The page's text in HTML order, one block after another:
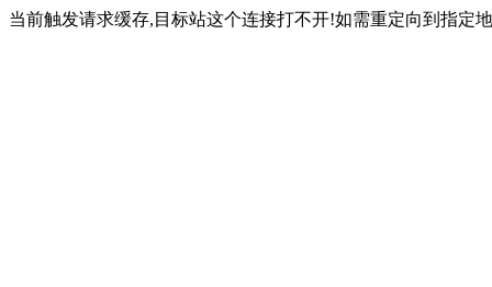
当前触发请求缓存,目标站这个连接打不开!如需重定向到指定